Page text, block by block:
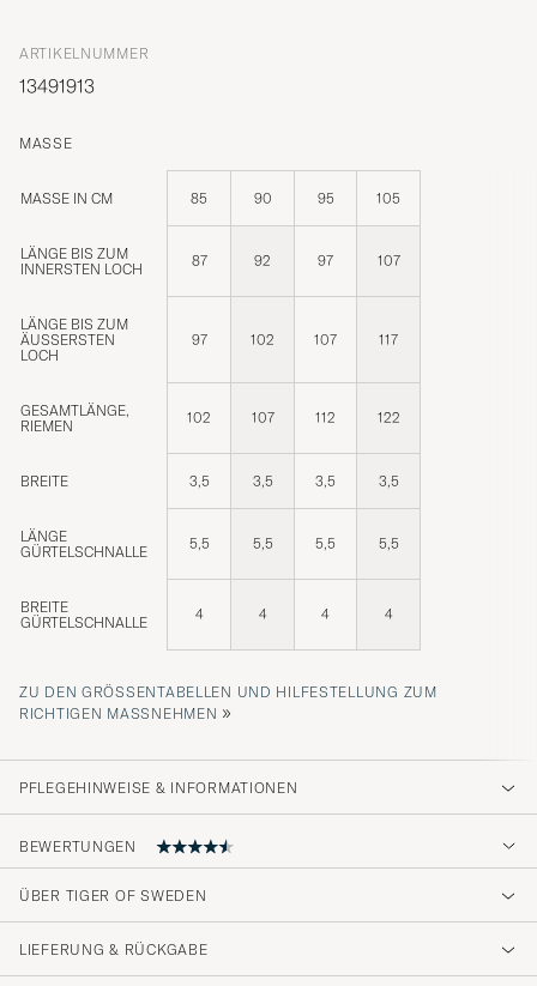
ARTIKELNUMMER
13491913
MASSE
MASSE IN CM 85 90 95 105
LÄNGE BIS ZUM
INNERSTEN LOCH
87 92 97 107
LÄNGE BIS ZUM
ÄUSSERSTEN L
OCH
97 102 107 117
GESAMTLÄNGE,
RIEMEN
102 107 112 122
BREITE 3,5 3,5 3,5 3,5
LÄNGE
GÜRTELSCHNALLE
5,5 5,5 5,5 5,5
BREITE
GÜRTELSCHNALLE
4 4 4 4
ZU DEN GRÖSSENTABELLEN UND HILFESTELLUNG ZUM R
ICHTIGEN MASSNEHMEN
»
PFLEGEHINWEISE & INFORMATIONEN
BEWERTUNGEN
4.8
ÜBER TIGER OF SWEDEN
LIEFERUNG & RÜCKGABE